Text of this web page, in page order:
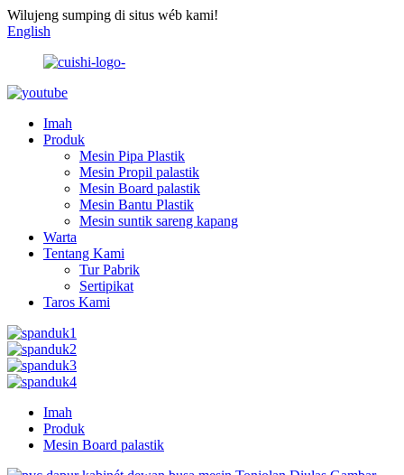
Wilujeng sumping di situs wéb kami!
English
Imah
Produk
Mesin Pipa Plastik
Mesin Propil palastik
Mesin Board palastik
Mesin Bantu Plastik
Mesin suntik sareng kapang
Warta
Tentang Kami
Tur Pabrik
Sertipikat
Taros Kami
Imah
Produk
Mesin Board palastik